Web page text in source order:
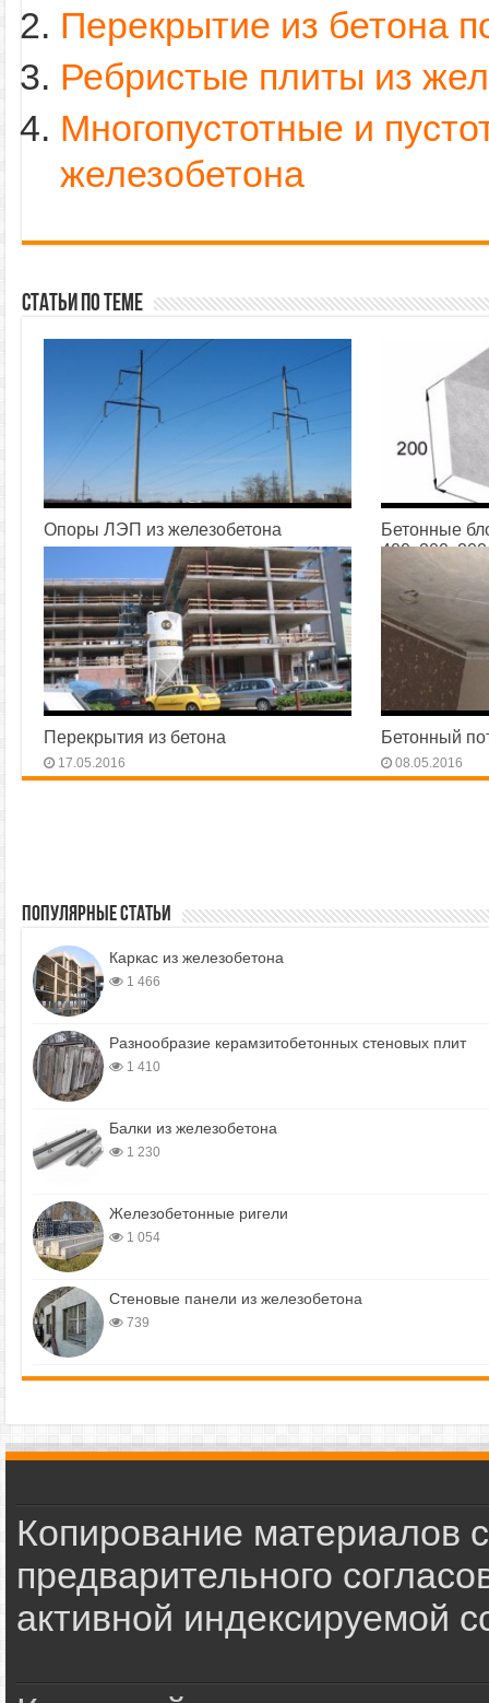
Перекрытие из бетона
Ребристые плиты из
Многопустотные и
железобетона
Статьи по теме
Опоры ЛЭП из железобетона
Бетонные
400х200х200
17.06.2016
Перекрытия из бетона
17.05.2016
Бетонный
08.05.2016
Популярные статьи
Каркас из железобетона
1 466
Разнообразие керамзитобетонных стеновых плит
1 410
Балки из железобетона
1 230
Железобетонные ригели
1 054
Стеновые панели из железобетона
739
Копирование материалов
предварительного
активной индексируемой